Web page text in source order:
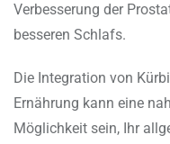
Verbesserung der
besseren Schlafs.
Die Integration von
Ernährung kann eine
Möglichkeit sein, Ihr